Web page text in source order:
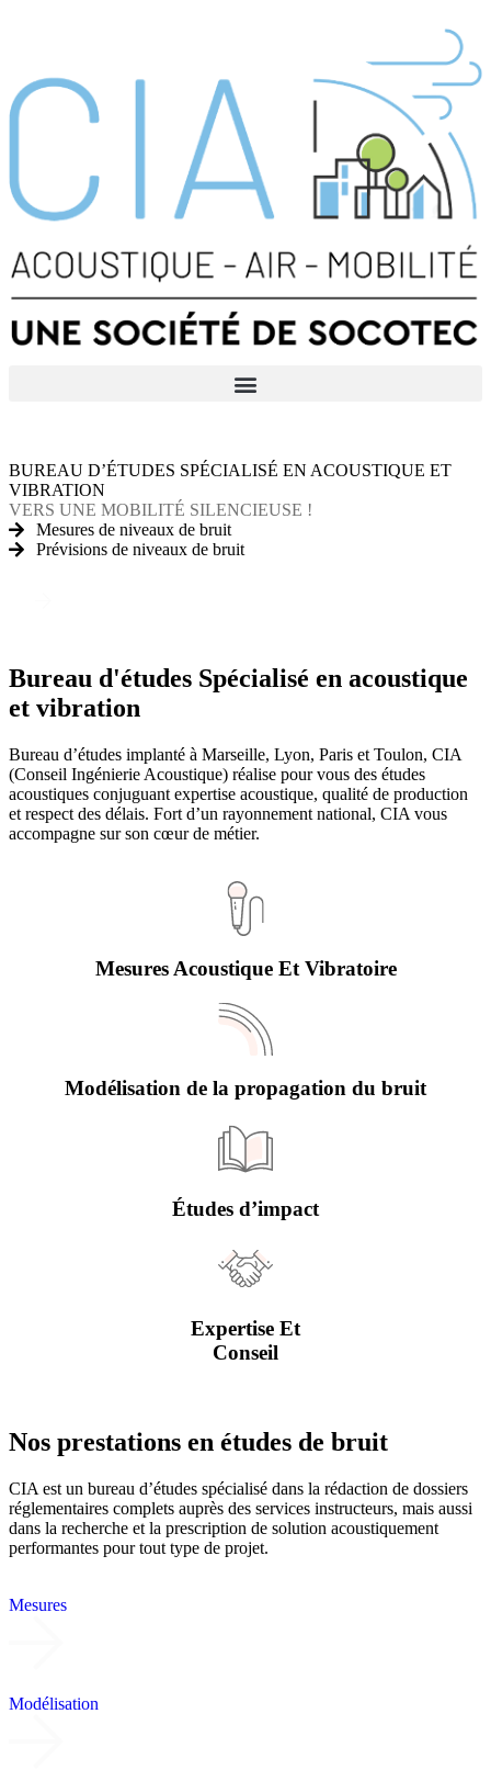
BUREAU D’ÉTUDES SPÉCIALISÉ EN ACOUSTIQUE ET
VIBRATION
VERS UNE MOBILITÉ SILENCIEUSE !
Mesures de niveaux de bruit
Prévisions de niveaux de bruit
Bureau d'études Spécialisé en acoustique
et vibration
Bureau d’études implanté à Marseille, Lyon, Paris et Toulon, CIA
(Conseil Ingénierie Acoustique) réalise pour vous des études
acoustiques conjuguant expertise acoustique, qualité de production
et respect des délais. Fort d’un rayonnement national, CIA vous
accompagne sur son cœur de métier.
Mesures Acoustique Et Vibratoire
Modélisation de la propagation du bruit
Études d’impact
Expertise Et
Conseil
Nos prestations en études de bruit
CIA est un bureau d’études spécialisé dans la rédaction de dossiers
réglementaires complets auprès des services instructeurs, mais aussi
dans la recherche et la prescription de solution acoustiquement
performantes pour tout type de projet.
Mesures
Modélisation